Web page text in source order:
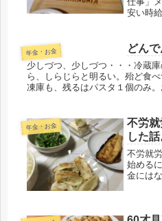
安い時
リな仕
だ、と
時は、...
年金・お金 どん
少しづつ、少しづつ・・・冷蔵
ら、しらじらと明るい。殆ど食
凍庫も、残るはパスタ１個のみ
年金・お金
不労
した話
不労就
始める
金には